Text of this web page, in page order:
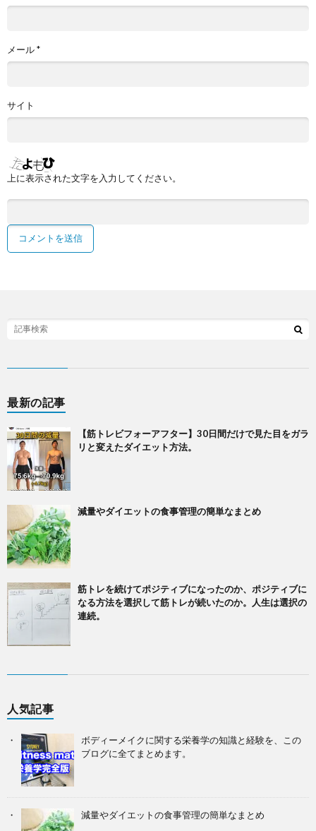
メール*
サイト
上に表示された文字を入力してください。
最新の記事
【筋トレビフォーアフター】30日間だけで見た目をガラ
リと変えたダイエット方法。
減量やダイエットの食事管理の簡単なまとめ
筋トレを続けてポジティブになったのか、ポジティブに
なる方法を選択して筋トレが続いたのか。人生は選択の
連続。
人気記事
ボディーメイクに関する栄養学の知識と経験を、この
ブログに全てまとめます。
減量やダイエットの食事管理の簡単なまとめ